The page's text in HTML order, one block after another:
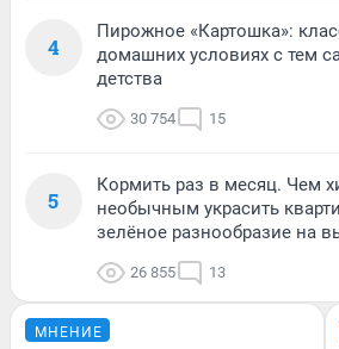
4
Пирожное «Картошка»:
домашних условиях с тем
детства
30 754 15
5
Кормить раз в месяц. Чем
необычным украсить
зелёное разнообразие на
26 855 13
МНЕНИЕ